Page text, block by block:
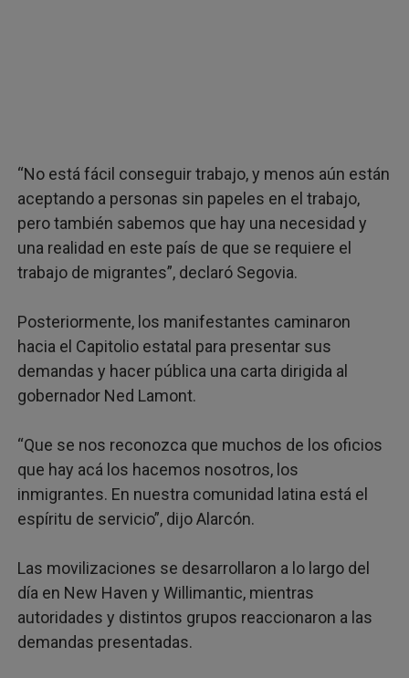
“No está fácil conseguir trabajo, y menos aún están
aceptando a personas sin papeles en el trabajo,
pero también sabemos que hay una necesidad y
una realidad en este país de que se requiere el
trabajo de migrantes”, declaró Segovia.
Posteriormente, los manifestantes caminaron
hacia el Capitolio estatal para presentar sus
demandas y hacer pública una carta dirigida al
gobernador Ned Lamont.
“Que se nos reconozca que muchos de los oficios
que hay acá los hacemos nosotros, los
inmigrantes. En nuestra comunidad latina está el
espíritu de servicio”, dijo Alarcón.
Las movilizaciones se desarrollaron a lo largo del
día en New Haven y Willimantic, mientras
autoridades y distintos grupos reaccionaron a las
demandas presentadas.